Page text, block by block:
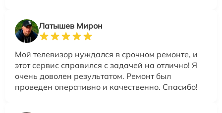
Латышев Мирон
Мой телевизор нуждался в срочном ремонте, и
этот сервис справился с задачей на отлично! Я
очень доволен результатом. Ремонт был
проведен оперативно и качественно. Спасибо!